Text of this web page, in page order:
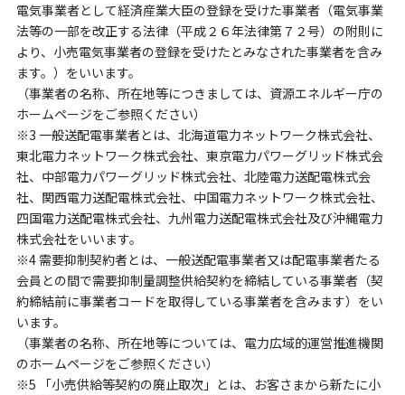
電気事業者として経済産業大臣の登録を受けた事業者（電気事業
法等の一部を改正する法律（平成２６年法律第７２号）の附則に
より、小売電気事業者の登録を受けたとみなされた事業者を含み
ます。）をいいます。
（事業者の名称、所在地等につきましては、資源エネルギー庁の
ホームページをご参照ください）
※3 一般送配電事業者とは、北海道電力ネットワーク株式会社、
東北電力ネットワーク株式会社、東京電力パワーグリッド株式会
社、中部電力パワーグリッド株式会社、北陸電力送配電株式会
社、関西電力送配電株式会社、中国電力ネットワーク株式会社、
四国電力送配電株式会社、九州電力送配電株式会社及び沖縄電力
株式会社をいいます。
※4 需要抑制契約者とは、一般送配電事業者又は配電事業者たる
会員との間で需要抑制量調整供給契約を締結している事業者（契
約締結前に事業者コードを取得している事業者を含みます）をい
います。
（事業者の名称、所在地等については、電力広域的運営推進機関
のホームページをご参照ください）
※5 「小売供給等契約の廃止取次」とは、お客さまから新たに小